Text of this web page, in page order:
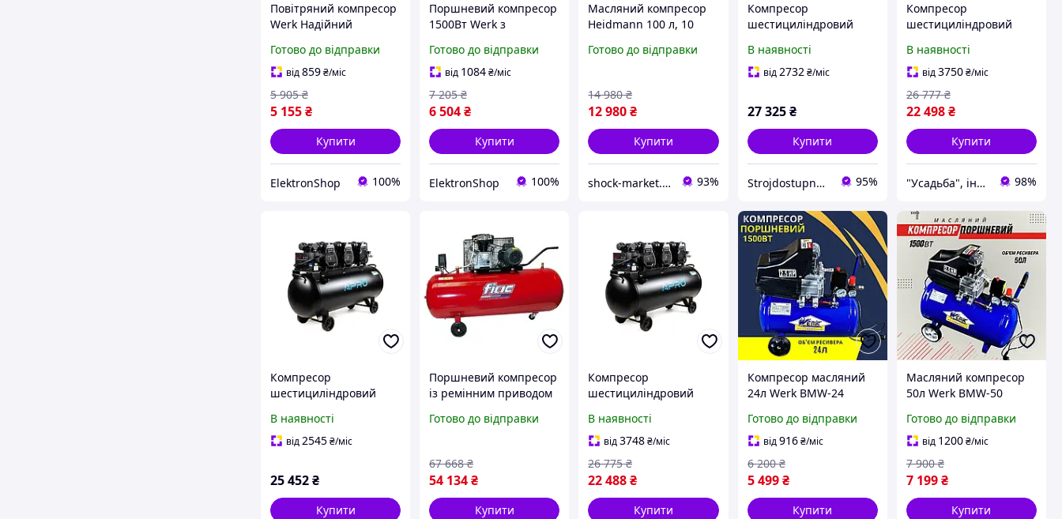
Повітряний компресор
Werk Надійний
агрегат 1500Вт
Продуктивність 200л/хв
ресивер 24л прямий
привід
Готово до відправки
від859₴/міс
5 155₴
5 905 ₴
Купити
ElektronShop 100%
Поршневий компресор
1500Вт Werk з
Повітряний компресор
продуктивністю 200л/
хв для
пневмоінструменту
Готово до відправки
від 1084₴/міс
6 504₴
7 205 ₴
Купити
ElektronShop 100%
Масляний компресор
Heidmann 100 л, 10
350 л / хв
Готово до відправки
12 980₴
14 980 ₴
Купити
shock-market.in.ua 93%
Компресор
шестициліндровий
бар 3х1.5 кВт 712 л/хв
100 л (2 крани) APRO
В наявності
від2732 ₴/міс
27 325 ₴
Купити
Strojdostupno.com.ua 95%
Компресор
шестициліндровий
3х1.5кВт 712л/хв 8Бар
100л (2 крана) APRO
850174
В наявності
від3750₴/міс
22 498₴
26 777 ₴
Купити
"Усадьба", інтернет-магазин 98%
Компресор
шестициліндровий
8Бар 3х1.5кВт 712л/хв
100л (2 крана) APRO
В наявності
від2545₴/міс
25 452₴
Купити
Поршневий компресор
із ремінним приводом
2,2 кВт FIAC AB200-360-
Готово до відправки
54 134₴
67 668 ₴
Купити
Компресор
шестициліндровий
3х1.5кВт 712л/хв 8Бар
100л (2 крана) APRO
850174
В наявності
від3748₴/міс
22 488₴
26 775 ₴
Купити
Компресор масляний
24л Werk BMW-24
1500Вт Повітряний
компресор
продуктивністю 200л/
хв
Готово до відправки
від916 ₴/міс
5 499 ₴
6 200 ₴
Купити
Масляний компресор
50л Werk BMW-50
1500Вт Повітряний
компресор
продуктивністю 200л/
хв Компресор
Готово до відправки
від 1200₴/міс
7 199₴
7 900 ₴
Купити